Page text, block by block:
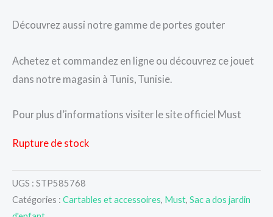
Découvrez aussi notre gamme de portes gouter
Achetez et commandez en ligne ou découvrez ce jouet
dans notre magasin à Tunis, Tunisie.
Pour plus d’informations visiter le site officiel Must
Rupture de stock
UGS : STP585768
Catégories : Cartables et accessoires, Must, Sac a dos jardin